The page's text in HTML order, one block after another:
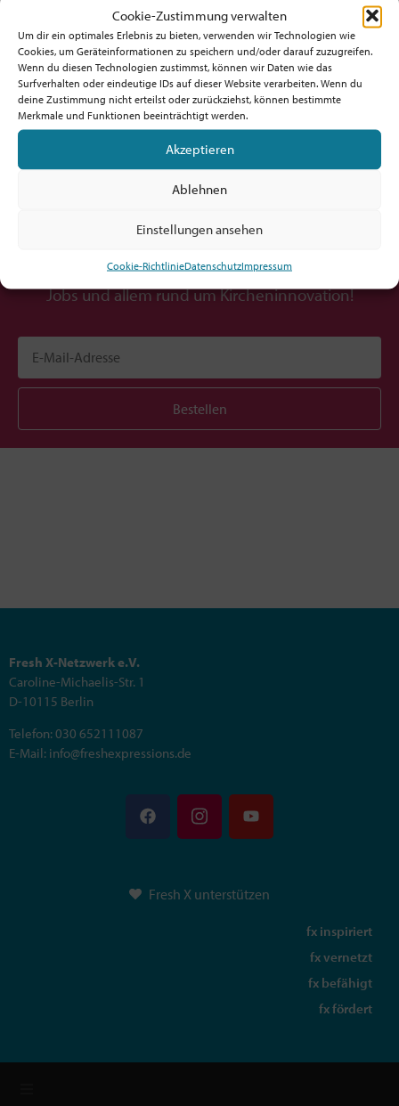
Cookie-Zustimmung verwalten
Um dir ein optimales Erlebnis zu bieten, verwenden wir Technologien wie
Cookies, um Geräteinformationen zu speichern und/oder darauf zuzugreifen.
Wenn du diesen Technologien zustimmst, können wir Daten wie das
Surfverhalten oder eindeutige IDs auf dieser Website verarbeiten. Wenn du
deine Zustimmung nicht erteilst oder zurückziehst, können bestimmte
Merkmale und Funktionen beeinträchtigt werden.
Akzeptieren
Ablehnen
Einstellungen ansehen
Cookie-RichtlinieDatenschutzImpressum
Werde jetzt Mitglied ab 5€/Monat!
TIPP: Prüfe, ob dein Arbeitgeber! / deine
Dienststelle die Mitgliedschaft zahlt!
Inspirationen, Events,
Jobs und allem rund um Kircheninnovation!
Bestellen
Fresh X-Netzwerk e.V.
Caroline-Michaelis-Str. 1
D-10115 Berlin
Telefon: 030 652111087
E-Mail: info@freshexpressions.de
Fresh X unterstützen
fx inspiriert
fx vernetzt
fx befähigt
fx fördert